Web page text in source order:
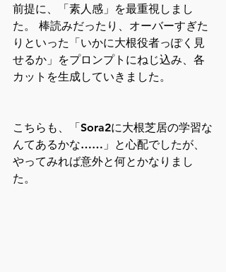
前提に、「素人感」を最重視しまし
た。 棒読みだったり、オーバーすぎた
りといった「いかに大根役者っぽく見
せるか」をプロンプトにねじ込み、各
カットを生成していきました。
こちらも、「Sora2に大根芝居の学習な
んてあるかな……」と心配でしたが、
やってみれば意外と何とかなりまし
た。